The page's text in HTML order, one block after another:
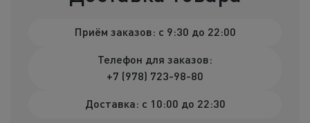
Овощи на
Приём заказов: c 9:30 до 22:00
Телефон для заказов:
+7 (978) 723-98-80
Доставка: с 10:00 до 22:30